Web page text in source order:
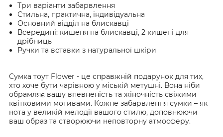
Три варіанти забарвлення
Стильна, практична, індивідуальна
Основний відділ на блискавці
Всередині: кишеня на блискавці, 2 кишені для
дрібниць
Ручки та вставки з натуральної шкіри
Сумка тоут Flower - це справжній подарунок для тих,
хто хоче бути чарівною у міській метушні. Вона ніби
обрамляє вашу впевненість та жіночність свіжими
квітковими мотивами. Кожне забарвлення сумки – як
нота у великій мелодії вашого стилю, доповнюючи
ваш образ та створюючи неповторну атмосферу.